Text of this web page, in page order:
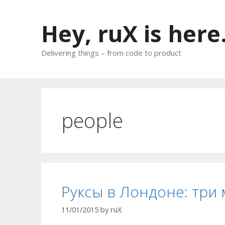
Hey, ruX is
Delivering things – from code to product
people
Руксы в Лондоне: три
11/01/2015 by ruX